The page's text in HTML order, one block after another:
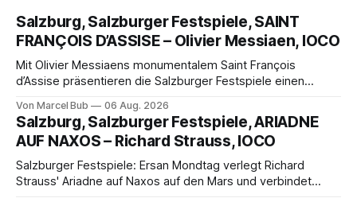
Salzburg, Salzburger Festspiele, SAINT
FRANÇOIS D’ASSISE – Olivier Messiaen, IOCO
Mit Olivier Messiaens monumentalem Saint François
d’Assise präsentieren die Salzburger Festspiele einen
eine bildgewaltige Inszenierung, Maxime Pascal entfaltet
die komplexe Partitur eindrucksvoll, Philippe Sly berührt als
Franziskus.
Von Marcel Bub 06 Aug. 2026
Salzburg, Salzburger Festspiele, ARIADNE
AUF NAXOS – Richard Strauss, IOCO
Salzburger Festspiele: Ersan Mondtag verlegt Richard
Strauss' Ariadne auf Naxos auf den Mars und verbindet